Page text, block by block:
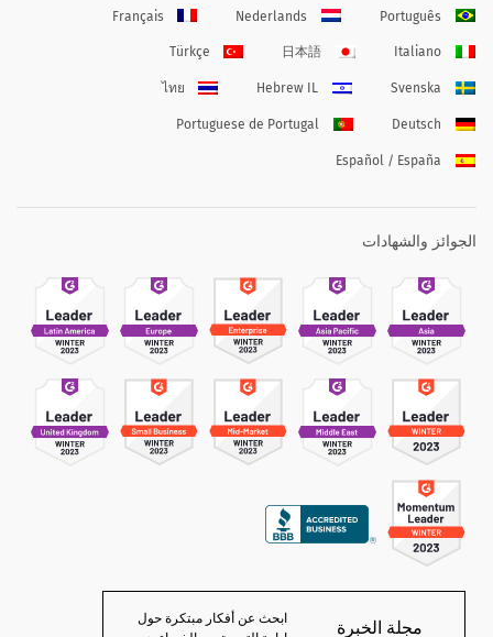
Português
Nederlands
Français
Italiano
日本語
Türkçe
Svenska
Hebrew IL
ไทย
Deutsch
Portuguese de Portugal
Español / España
الجوائز والشهادات
مجلة الخبرة
ابحث عن أفكار مبتكرة حول